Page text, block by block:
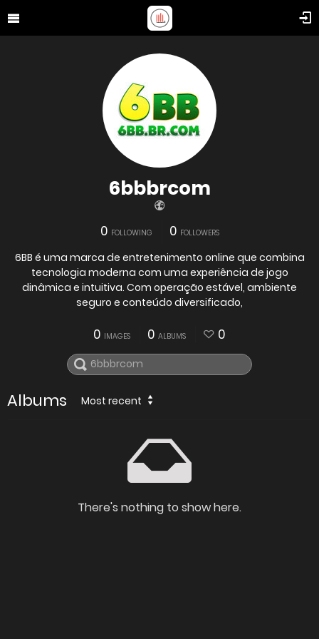
6bbbrcom
0 FOLLOWING 0 FOLLOWERS
6BB é uma marca de entretenimento online que combina
tecnologia moderna com uma experiência de jogo
dinâmica e intuitiva. Com operação estável, ambiente
seguro e conteúdo diversificado,
0 IMAGES 0 ALBUMS 0
Albums Most recent
There's nothing to show here.